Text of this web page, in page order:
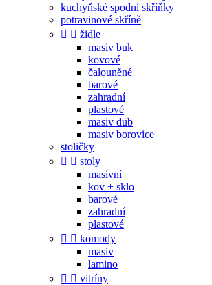
kuchyňské spodní skříňky
potravinové skříně
  židle
masiv buk
kovové
čalouněné
barové
zahradní
plastové
masiv dub
masiv borovice
stoličky
  stoly
masivní
kov + sklo
barové
zahradní
plastové
  komody
masiv
lamino
  vitríny